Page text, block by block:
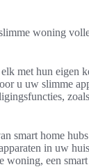
woning
met hun eigen
u uw slimme
smart home
in uw
een